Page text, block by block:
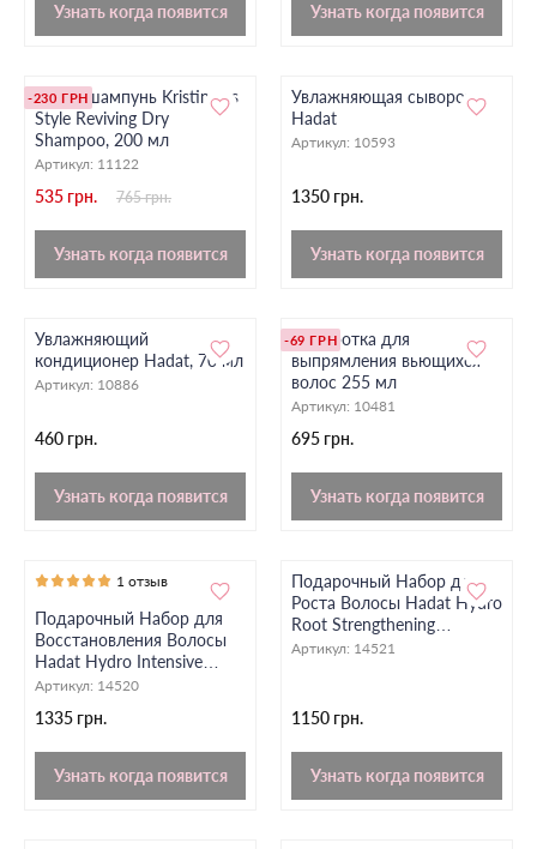
Узнать когда появится Узнать когда появится
-230 ГРН
Сухой шампунь Kristin Ess
Style Reviving Dry
Shampoo, 200 мл
Артикул: 11122
535 грн. 765 грн.
Узнать когда появится
Увлажняющая сыворотка
Hadat
Артикул: 10593
1350 грн.
Узнать когда появится
Увлажняющий
кондиционер Hadat, 70 мл
Артикул: 10886
460 грн.
Узнать когда появится
-69 ГРН
Сыворотка для
выпрямления вьющихся
волос 255 мл
Артикул: 10481
695 грн.
Узнать когда появится
1 отзыв
Подарочный Набор для
Восстановления Волосы
Hadat Hydro Intensive
Repair Shampoo + Hadat
Артикул: 14520
1335 грн.
Узнать когда появится
Подарочный Набор для
Роста Волосы Hadat Hydro
Root Strengthening
Shampoo + Hadat Hydro
Артикул: 14521
1150 грн.
Узнать когда появится